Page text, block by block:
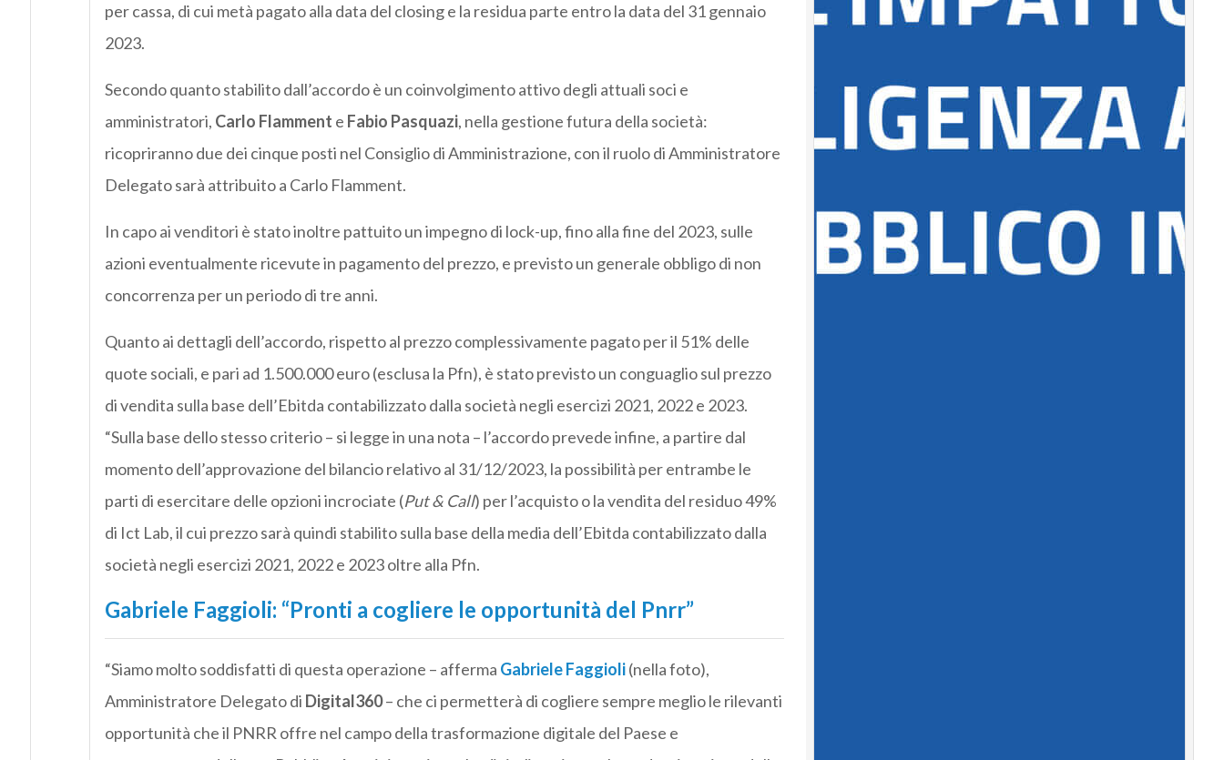
per cassa, di cui metà pagato alla data del closing e la residua parte entro la data del 31 gennaio
2023.
Secondo quanto stabilito dall’accordo è un coinvolgimento attivo degli attuali soci e
amministratori, Carlo Flamment e Fabio Pasquazi, nella gestione futura della società:
ricopriranno due dei cinque posti nel Consiglio di Amministrazione, con il ruolo di Amministratore
Delegato sarà attribuito a Carlo Flamment.
In capo ai venditori è stato inoltre pattuito un impegno di lock-up, fino alla fine del 2023, sulle
azioni eventualmente ricevute in pagamento del prezzo, e previsto un generale obbligo di non
concorrenza per un periodo di tre anni.
Quanto ai dettagli dell’accordo, rispetto al prezzo complessivamente pagato per il 51% delle
quote sociali, e pari ad 1.500.000 euro (esclusa la Pfn), è stato previsto un conguaglio sul prezzo
di vendita sulla base dell’Ebitda contabilizzato dalla società negli esercizi 2021, 2022 e 2023.
“Sulla base dello stesso criterio – si legge in una nota – l’accordo prevede infine, a partire dal
momento dell’approvazione del bilancio relativo al 31/12/2023, la possibilità per entrambe le
parti di esercitare delle opzioni incrociate (Put & Call) per l’acquisto o la vendita del residuo 49%
di Ict Lab, il cui prezzo sarà quindi stabilito sulla base della media dell’Ebitda contabilizzato dalla
società negli esercizi 2021, 2022 e 2023 oltre alla Pfn.
Gabriele Faggioli: “Pronti a cogliere le opportunità del Pnrr”
“Siamo molto soddisfatti di questa operazione – afferma Gabriele Faggioli(nella foto),
Amministratore Delegato di Digital360– che ci permetterà di cogliere sempre meglio le rilevanti
opportunità che il PNRR offre nel campo della trasformazione digitale del Paese e